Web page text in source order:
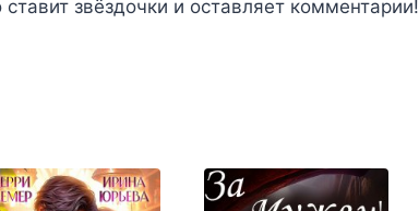
звёздочки и оставляет комментарии!